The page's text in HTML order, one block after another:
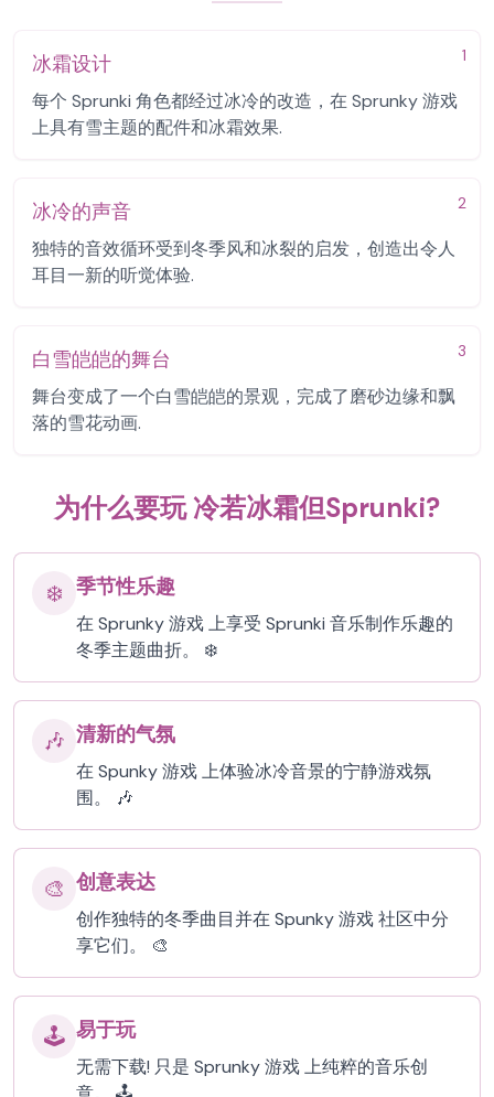
1
冰霜设计
每个 Sprunki 角色都经过冰冷的改造，在 Sprunky 游戏
上具有雪主题的配件和冰霜效果.
2
冰冷的声音
独特的音效循环受到冬季风和冰裂的启发，创造出令人
耳目一新的听觉体验.
3
白雪皑皑的舞台
舞台变成了一个白雪皑皑的景观，完成了磨砂边缘和飘
落的雪花动画.
为什么要玩 冷若冰霜但Sprunki?
❄️ 季节性乐趣
在 Sprunky 游戏 上享受 Sprunki 音乐制作乐趣的
冬季主题曲折。 ❄️
🎶 清新的气氛
在 Spunky 游戏 上体验冰冷音景的宁静游戏氛
围。 🎶
🎨 创意表达
创作独特的冬季曲目并在 Spunky 游戏 社区中分
享它们。 🎨
🕹️ 易于玩
无需下载! 只是 Sprunky 游戏 上纯粹的音乐创